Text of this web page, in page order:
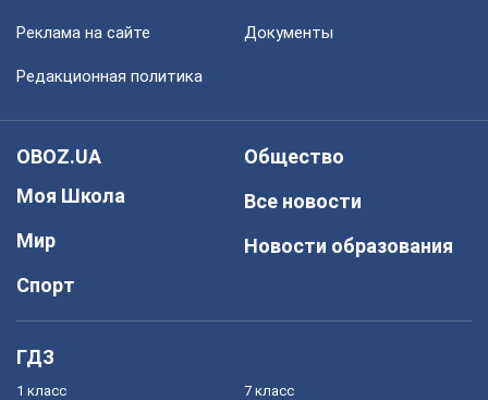
Реклама на сайте Документы
Редакционная политика
OBOZ.UA
Моя Школа
Мир
Спорт
Общество
Все новости
Новости образования
ГДЗ
1 класс 7 класс